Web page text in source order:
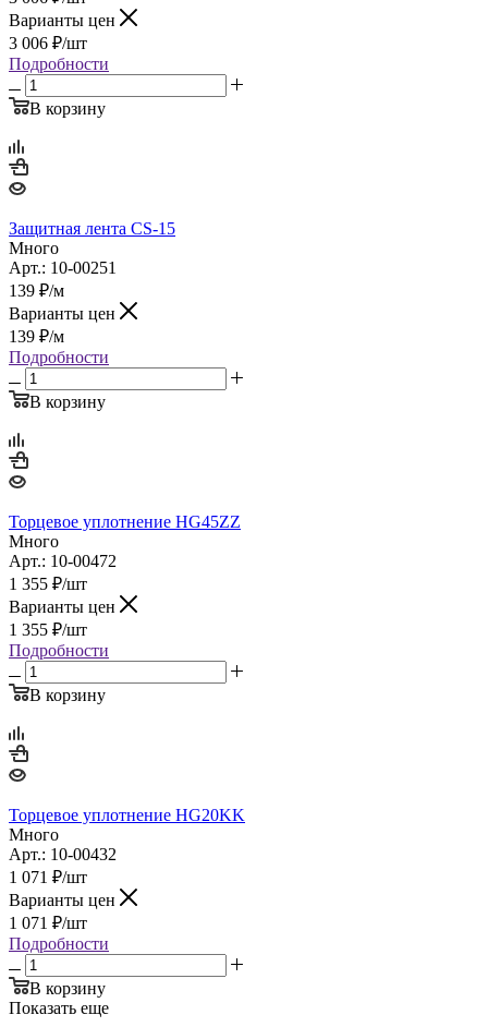
Варианты цен
3 006 ₽/шт
Подробности
В корзину
Защитная лента CS-15
Много
Арт.: 10-00251
139 ₽/м
Варианты цен
139 ₽/м
Подробности
В корзину
Торцевое уплотнение HG45ZZ
Много
Арт.: 10-00472
1 355 ₽/шт
Варианты цен
1 355 ₽/шт
Подробности
В корзину
Торцевое уплотнение HG20KK
Много
Арт.: 10-00432
1 071 ₽/шт
Варианты цен
1 071 ₽/шт
Подробности
В корзину
Показать еще